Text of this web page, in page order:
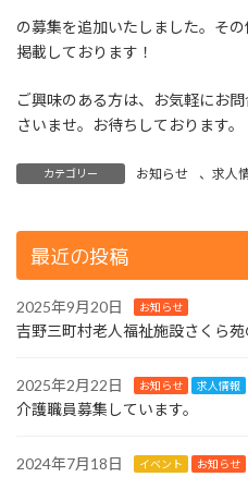
の募集を追加いたしました。そ
掲載しております！
ご興味のある方は、お気軽にお
さいませ。お待ちしております。
カテゴリー お知らせ 、 求人
最近の投稿
2025年9月20日 お知らせ
吉野三町村老人福祉施設さくら
2025年2月22日 お知らせ 求人情報
介護職員募集しています。
2024年7月18日 イベント お知らせ